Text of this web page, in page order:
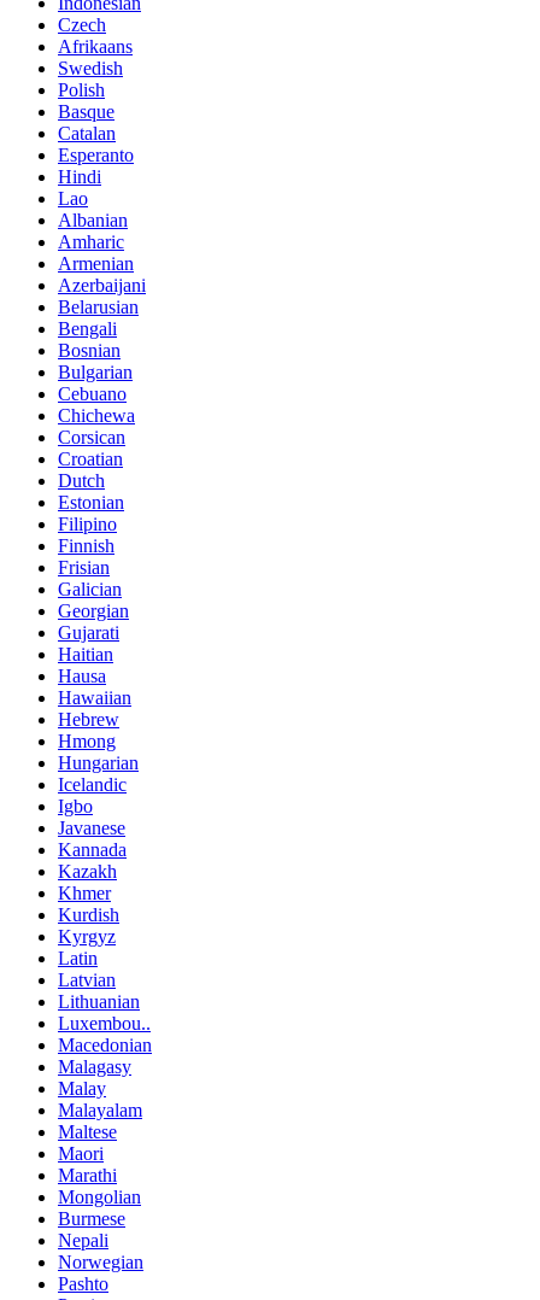
Czech
Afrikaans
Swedish
Polish
Basque
Catalan
Esperanto
Hindi
Lao
Albanian
Amharic
Armenian
Azerbaijani
Belarusian
Bengali
Bosnian
Bulgarian
Cebuano
Chichewa
Corsican
Croatian
Dutch
Estonian
Filipino
Finnish
Frisian
Galician
Georgian
Gujarati
Haitian
Hausa
Hawaiian
Hebrew
Hmong
Hungarian
Icelandic
Igbo
Javanese
Kannada
Kazakh
Khmer
Kurdish
Kyrgyz
Latin
Latvian
Lithuanian
Luxembou..
Macedonian
Malagasy
Malay
Malayalam
Maltese
Maori
Marathi
Mongolian
Burmese
Nepali
Norwegian
Pashto